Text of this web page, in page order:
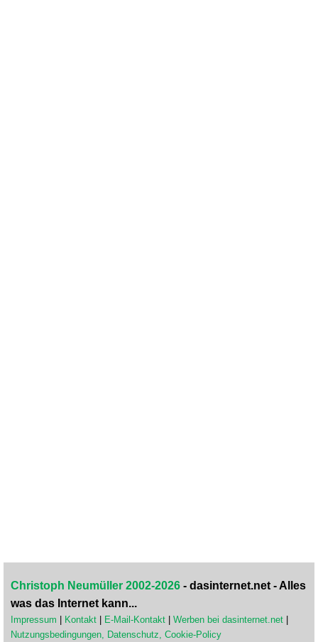
Christoph Neumüller 2002-2026 - dasinternet.net - Alles
was das Internet kann...
Impressum Kontakt E-Mail-Kontakt Werben bei dasinternet.net
Nutzungsbedingungen, Datenschutz, Cookie-Policy